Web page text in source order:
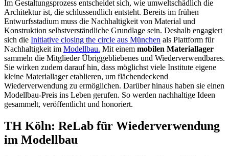
Im Gestaltungsprozess entscheidet sich, wie umweltschädlich die
Architektur ist, die schlussendlich entsteht. Bereits im frühen
Entwurfsstadium muss die Nachhaltigkeit von Material und
Konstruktion selbstverständliche Grundlage sein. Deshalb engagiert
sich die Initiative closing the circle aus München als Plattform für
Nachhaltigkeit im Modellbau. Mit einem mobilen Materiallager
sammeln die Mitglieder Übriggebliebenes und Wiederverwendbares.
Sie wirken zudem darauf hin, dass möglichst viele Institute eigene
kleine Materiallager etablieren, um flächendeckend
Wiederverwendung zu ermöglichen. Darüber hinaus haben sie einen
Modellbau-Preis ins Leben gerufen. So werden nachhaltige Ideen
gesammelt, veröffentlicht und honoriert.
TH Köln: ReLab für Wiederverwendung
im Modellbau